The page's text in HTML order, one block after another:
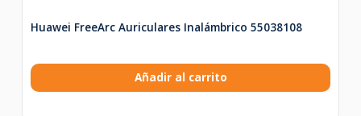
Huawei FreeArc Auriculares Inalámbrico 55038108
Añadir al carrito